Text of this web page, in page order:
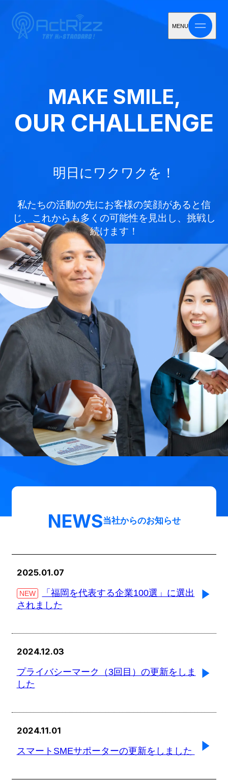
MENU
MAKE SMILE,
OUR CHALLENGE
明日にワクワクを！
私たちの活動の先にお客様の笑顔があると信
じ、
これからも多くの可能性を見出し、挑戦し
続けます！
NEWS当社からのお知らせ
2025.01.07
NEW
「福岡を代表する企業100選」に選出
されました
2024.12.03
プライバシーマーク（3回目）の更新をしま
した
2024.11.01
スマートSMEサポーターの更新をしました